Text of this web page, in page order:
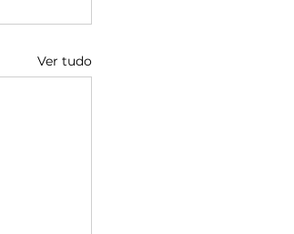
Ver tudo